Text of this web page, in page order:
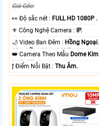
Giá Gốc:
️👀 Độ sắc nét : FULL HD 1080P .
⚜️ Công Nghệ Camera : IP.
🌙 Video Ban Đêm : Hồng Ngoại
10m Hồng Ngoại SMD.
👑 Camera Theo Mẫu Dome Kim
loại + Nhựa.
️ƒ Điểm Nỗi Bật :Thu Âm.